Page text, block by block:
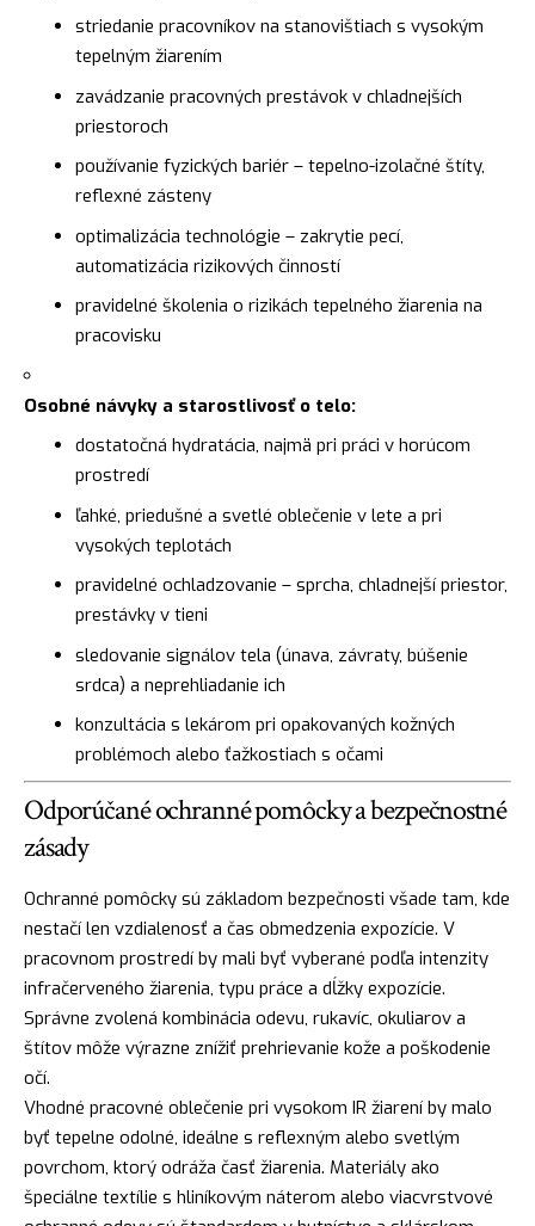
striedanie pracovníkov na stanovištiach s vysokým
tepelným žiarením
zavádzanie pracovných prestávok v chladnejších
priestoroch
používanie fyzických bariér – tepelno-izolačné štíty,
reflexné zásteny
optimalizácia technológie – zakrytie pecí,
automatizácia rizikových činností
pravidelné školenia o rizikách tepelného žiarenia na
pracovisku
Osobné návyky a starostlivosť o telo:
dostatočná hydratácia, najmä pri práci v horúcom
prostredí
ľahké, priedušné a svetlé oblečenie v lete a pri
vysokých teplotách
pravidelné ochladzovanie – sprcha, chladnejší priestor,
prestávky v tieni
sledovanie signálov tela (únava, závraty, búšenie
srdca) a neprehliadanie ich
konzultácia s lekárom pri opakovaných kožných
problémoch alebo ťažkostiach s očami
Odporúčané ochranné pomôcky a bezpečnostné
zásady
Ochranné pomôcky sú základom bezpečnosti všade tam, kde
nestačí len vzdialenosť a čas obmedzenia expozície. V
pracovnom prostredí by mali byť vyberané podľa intenzity
infračerveného žiarenia, typu práce a dĺžky expozície.
Správne zvolená kombinácia odevu, rukavíc, okuliarov a
štítov môže výrazne znížiť prehrievanie kože a poškodenie
očí.
Vhodné pracovné oblečenie pri vysokom IR žiarení by malo
byť tepelne odolné, ideálne s reflexným alebo svetlým
povrchom, ktorý odráža časť žiarenia. Materiály ako
špeciálne textílie s hliníkovým náterom alebo viacvrstvové